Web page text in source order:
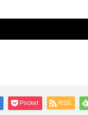
Pocket RSS